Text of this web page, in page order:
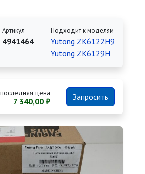
Артикул
4941464
Подходит к моделям
Yutong ZK6122H9
Yutong ZK6129H
последняя цена
7 340,00 ₽ Запросить